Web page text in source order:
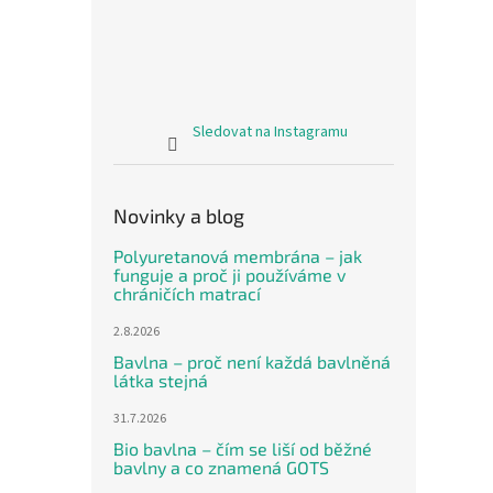
Sledovat na Instagramu
Novinky a blog
Polyuretanová membrána – jak
funguje a proč ji používáme v
chráničích matrací
2.8.2026
Bavlna – proč není každá bavlněná
látka stejná
31.7.2026
Bio bavlna – čím se liší od běžné
bavlny a co znamená GOTS